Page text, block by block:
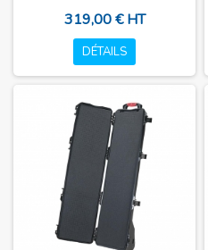
319,00 € HT
DÉTAILS